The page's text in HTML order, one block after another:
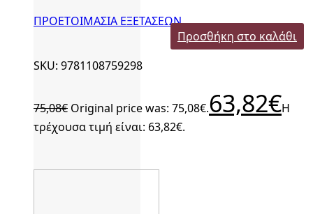
ΠΡΟΕΤΟΙΜΑΣΙΑ ΕΞΕΤΑΣΕΩΝ
Προσθήκη στο καλάθι
SKU: 9781108759298
75,08€ Original price was: 75,08€.63,82€Η
τρέχουσα τιμή είναι: 63,82€.